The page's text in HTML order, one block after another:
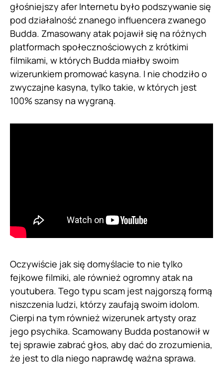
głośniejszy afer Internetu było podszywanie się
pod działalność znanego influencera zwanego
Budda. Zmasowany atak pojawił się na różnych
platformach społecznościowych z krótkimi
filmikami, w których Budda miałby swoim
wizerunkiem promować kasyna. I nie chodziło o
zwyczajne kasyna, tylko takie, w których jest
100% szansy na wygraną.
Oczywiście jak się domyślacie to nie tylko
fejkowe filmiki, ale również ogromny atak na
youtubera. Tego typu scam jest najgorszą formą
niszczenia ludzi, którzy zaufają swoim idolom.
Cierpi na tym również wizerunek artysty oraz
jego psychika. Scamowany Budda postanowił w
tej sprawie zabrać głos, aby dać do zrozumienia,
że jest to dla niego naprawdę ważna sprawa.